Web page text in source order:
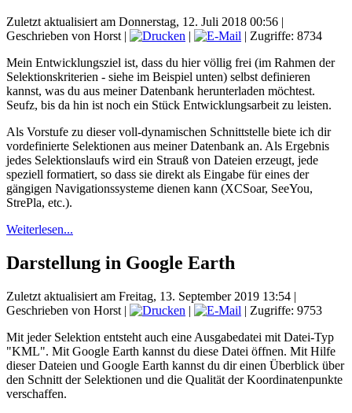
Zuletzt aktualisiert am Donnerstag, 12. Juli 2018 00:56 |
Geschrieben von Horst| |
| Zugriffe: 8734
Mein Entwicklungsziel ist, dass du hier völlig frei (im Rahmen der
Selektionskriterien - siehe im Beispiel unten) selbst definieren
kannst, was du aus meiner Datenbank herunterladen möchtest.
Seufz, bis da hin ist noch ein Stück Entwicklungsarbeit zu leisten.
Als Vorstufe zu dieser voll-dynamischen Schnittstelle biete ich dir
vordefinierte Selektionen aus meiner Datenbank an. Als Ergebnis
jedes Selektionslaufs wird ein Strauß von Dateien erzeugt, jede
speziell formatiert, so dass sie direkt als Eingabe für eines der
gängigen Navigationssysteme dienen kann (XCSoar, SeeYou,
StrePla, etc.).
Weiterlesen...
Darstellung in Google Earth
Zuletzt aktualisiert am Freitag, 13. September 2019 13:54 |
Geschrieben von Horst | |
| Zugriffe: 9753
Mit jeder Selektion entsteht auch eine Ausgabedatei mit Datei-Typ
"KML". Mit Google Earth kannst du diese Datei öffnen. Mit Hilfe
dieser Dateien und Google Earth kannst du dir einen Überblick über
den Schnitt der Selektionen und die Qualität der Koordinatenpunkte
verschaffen.